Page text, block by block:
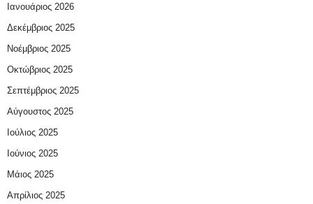
Ιανουάριος 2026
Δεκέμβριος 2025
Νοέμβριος 2025
Οκτώβριος 2025
Σεπτέμβριος 2025
Αύγουστος 2025
Ιούλιος 2025
Ιούνιος 2025
Μάιος 2025
Απρίλιος 2025